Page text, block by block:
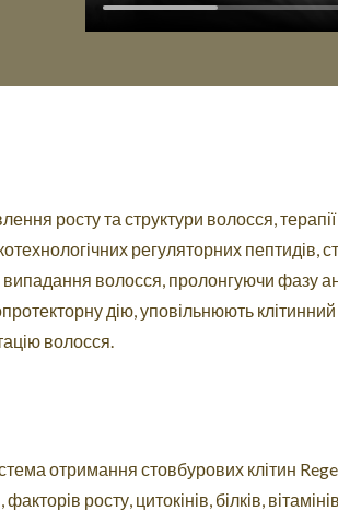
росту та структури волосся,
регуляторних
випадання волосся, пролонгуючи фазу
дію, уповільнюють
волосся.
отримання стовбурових клітин
росту, цитокінів, білків,